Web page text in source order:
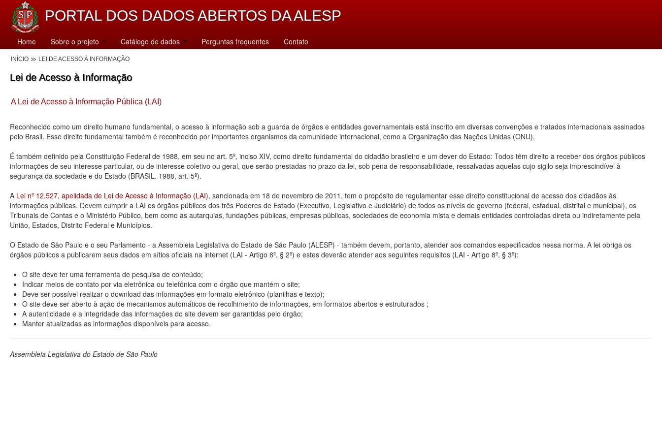
PORTAL DOS DADOS ABERTOS DA ALESP
Home Sobre o projeto Catálogo de dados Perguntas frequentes Contato
INÍCIO LEI DE ACESSO À INFORMAÇÃO
Lei de Acesso à Informação
A Lei de Acesso à Informação Pública (LAI)
Reconhecido como um direito humano fundamental, o acesso à informação sob a guarda de órgãos e entidades governamentais está inscrito em diversas convenções e tratados internacionais assinados
pelo Brasil. Esse direito fundamental também é reconhecido por importantes organismos da comunidade internacional, como a Organização das Nações Unidas (ONU).
É também definido pela Constituição Federal de 1988, em seu no art. 5º, inciso XIV, como direito fundamental do cidadão brasileiro e um dever do Estado: Todos têm direito a receber dos órgãos públicos
informações de seu interesse particular, ou de interesse coletivo ou geral, que serão prestadas no prazo da lei, sob pena de responsabilidade, ressalvadas aquelas cujo sigilo seja imprescindível à
segurança da sociedade e do Estado (BRASIL. 1988, art. 5º).
A Lei nº 12.527, apelidada de Lei de Acesso à Informação (LAI), sancionada em 18 de novembro de 2011, tem o propósito de regulamentar esse direito constitucional de acesso dos cidadãos às
informações públicas. Devem cumprir a LAI os órgãos públicos dos três Poderes de Estado (Executivo, Legislativo e Judiciário) de todos os níveis de governo (federal, estadual, distrital e municipal), os
Tribunais de Contas e o Ministério Público, bem como as autarquias, fundações públicas, empresas públicas, sociedades de economia mista e demais entidades controladas direta ou indiretamente pela
União, Estados, Distrito Federal e Municípios.
O Estado de São Paulo e o seu Parlamento - a Assembleia Legislativa do Estado de São Paulo (ALESP) - também devem, portanto, atender aos comandos especificados nessa norma. A lei obriga os
órgãos públicos a publicarem seus dados em sítios oficiais na internet (LAI - Artigo 8º, § 2º) e estes deverão atender aos seguintes requisitos (LAI - Artigo 8º, § 3º):
O site deve ter uma ferramenta de pesquisa de conteúdo;
Indicar meios de contato por via eletrônica ou telefônica com o órgão que mantém o site;
Deve ser possível realizar o download das informações em formato eletrônico (planilhas e texto);
O site deve ser aberto à ação de mecanismos automáticos de recolhimento de informações, em formatos abertos e estruturados ;
A autenticidade e a integridade das informações do site devem ser garantidas pelo órgão;
Manter atualizadas as informações disponíveis para acesso.
Assembleia Legislativa do Estado de São Paulo